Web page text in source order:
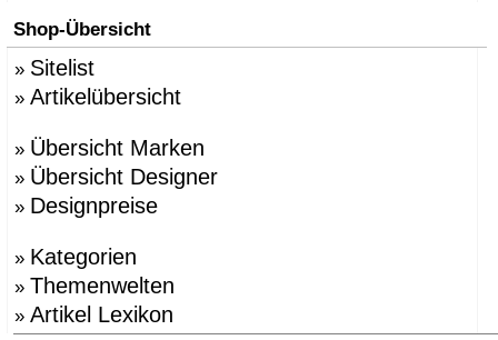
Shop-Übersicht
» Sitelist
» Artikelübersicht
» Übersicht Marken
» Übersicht Designer
» Designpreise
» Kategorien
» Themenwelten
» Artikel Lexikon